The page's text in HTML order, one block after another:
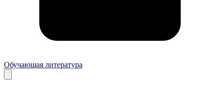
Обучающая литература